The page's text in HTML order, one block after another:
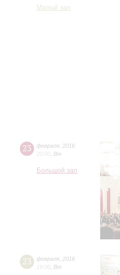
Малый зал
23 февраля 2016
20:00 Вт
Большой зал
23 февраля 2016
19:00 Вт